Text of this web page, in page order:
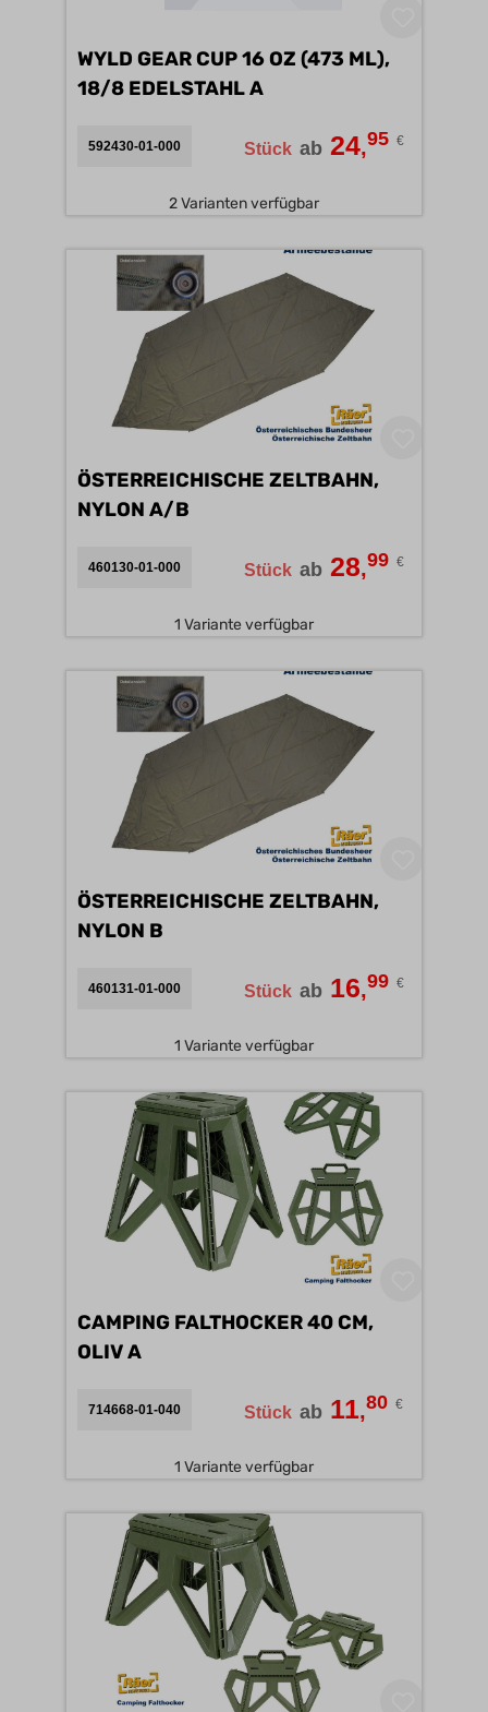
WYLD GEAR CUP 16 OZ (473 ML),
18/8 EDELSTAHL A
592430-01-000 Stück ab 24,95 €
2 Varianten verfügbar
ÖSTERREICHISCHE ZELTBAHN,
NYLON A/B
460130-01-000 Stück ab 28,99 €
1 Variante verfügbar
ÖSTERREICHISCHE ZELTBAHN,
NYLON B
460131-01-000 Stück ab 16,99 €
1 Variante verfügbar
CAMPING FALTHOCKER 40 CM,
OLIV A
714668-01-040 Stück ab 11,80 €
1 Variante verfügbar